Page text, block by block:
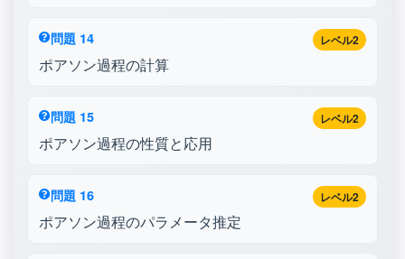
レベル2
問題 14
ポアソン過程の計算
レベル2
問題 15
ポアソン過程の性質と応用
レベル2
問題 16
ポアソン過程のパラメータ推定